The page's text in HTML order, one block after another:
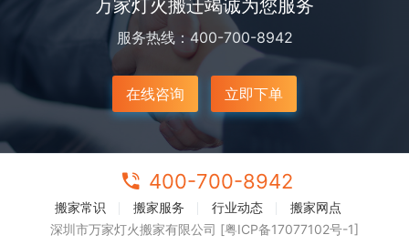
万家灯火搬迁竭诚为您服务
服务热线：400-700-8942
在线咨询 立即下单
400-700-8942
搬家常识 搬家服务 行业动态
搬家网点
深圳市万家灯火搬家有限公司 [粤ICP备17077102号-1]